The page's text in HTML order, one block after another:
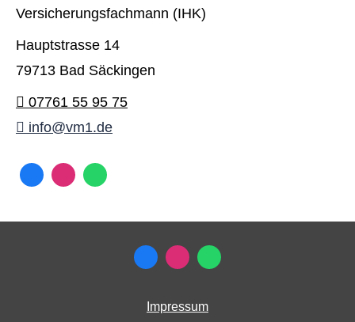
Versicherungsfachmann (IHK)
Hauptstrasse 14
79713 Bad Säckingen
07761 55 95 75
info@vm1.de
Impressum